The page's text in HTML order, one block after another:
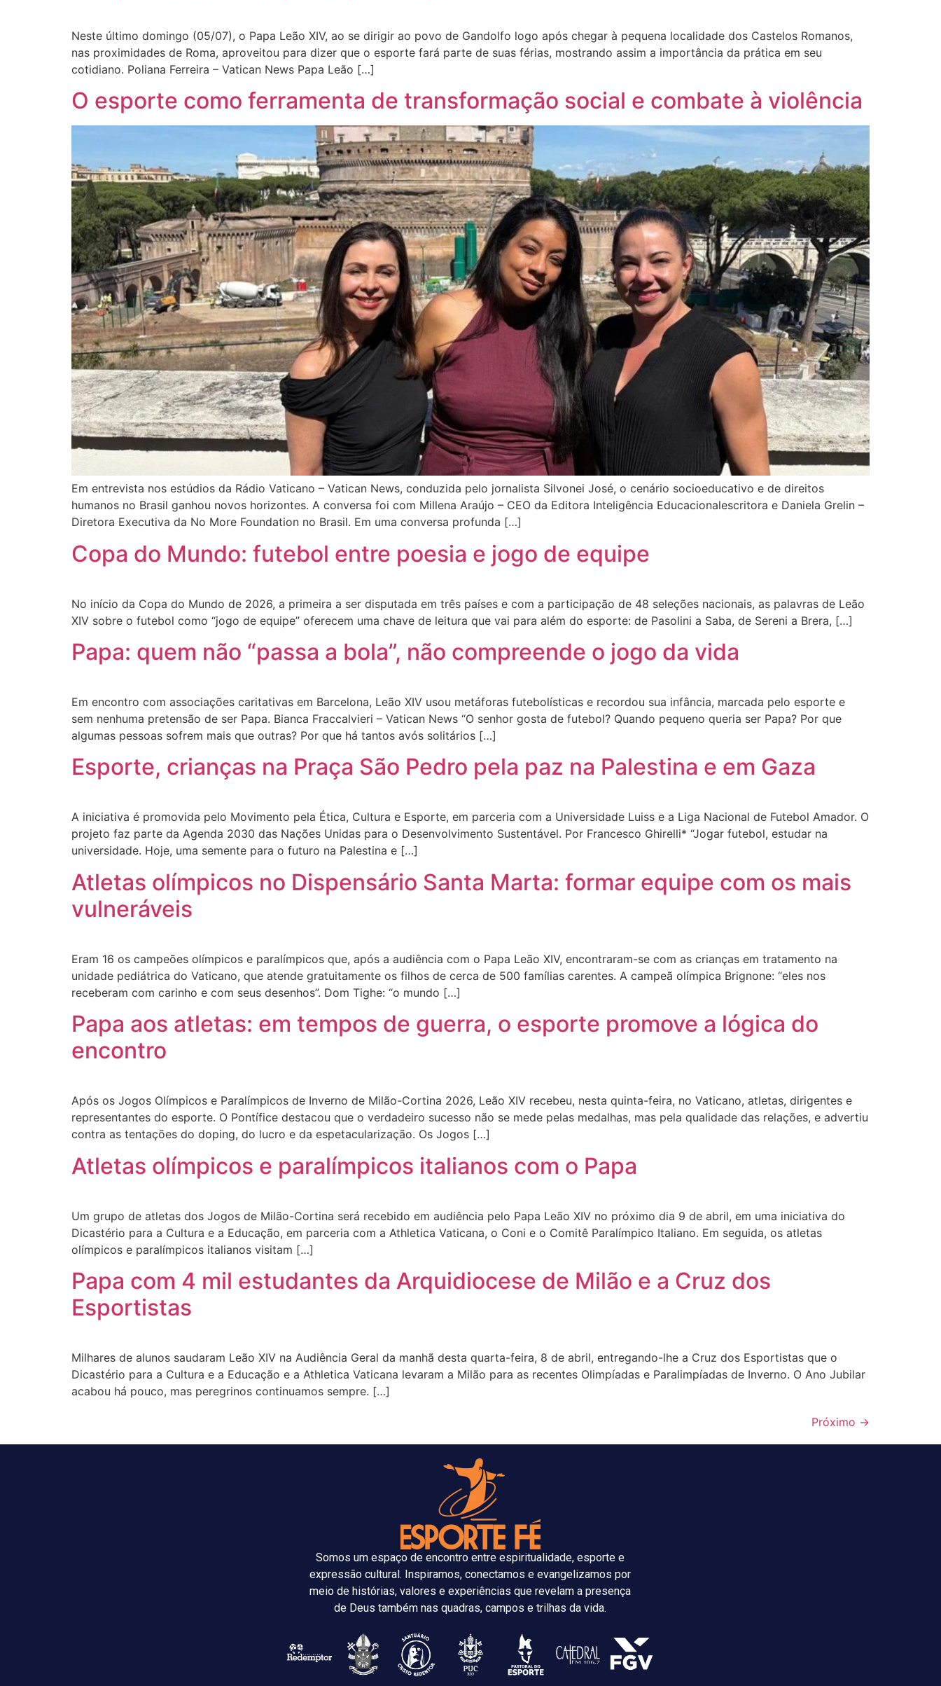
Neste último domingo (05/07), o Papa Leão XIV, ao se dirigir ao povo de Gandolfo logo após chegar à pequena localidade dos Castelos Romanos,
nas proximidades de Roma, aproveitou para dizer que o esporte fará parte de suas férias, mostrando assim a importância da prática em seu
cotidiano. Poliana Ferreira – Vatican News Papa Leão […]
O esporte como ferramenta de transformação social e combate à violência
Em entrevista nos estúdios da Rádio Vaticano – Vatican News, conduzida pelo jornalista Silvonei José, o cenário socioeducativo e de direitos
humanos no Brasil ganhou novos horizontes. A conversa foi com Millena Araújo – CEO da Editora Inteligência Educacionalescritora e Daniela Grelin –
Diretora Executiva da No More Foundation no Brasil. Em uma conversa profunda […]
Copa do Mundo: futebol entre poesia e jogo de equipe
No início da Copa do Mundo de 2026, a primeira a ser disputada em três países e com a participação de 48 seleções nacionais, as palavras de Leão
XIV sobre o futebol como “jogo de equipe” oferecem uma chave de leitura que vai para além do esporte: de Pasolini a Saba, de Sereni a Brera, […]
Papa: quem não “passa a bola”, não compreende o jogo da vida
Em encontro com associações caritativas em Barcelona, Leão XIV usou metáforas futebolísticas e recordou sua infância, marcada pelo esporte e
sem nenhuma pretensão de ser Papa. Bianca Fraccalvieri – Vatican News “O senhor gosta de futebol? Quando pequeno queria ser Papa? Por que
algumas pessoas sofrem mais que outras? Por que há tantos avós solitários […]
Esporte, crianças na Praça São Pedro pela paz na Palestina e em Gaza
A iniciativa é promovida pelo Movimento pela Ética, Cultura e Esporte, em parceria com a Universidade Luiss e a Liga Nacional de Futebol Amador. O
projeto faz parte da Agenda 2030 das Nações Unidas para o Desenvolvimento Sustentável. Por Francesco Ghirelli* “Jogar futebol, estudar na
universidade. Hoje, uma semente para o futuro na Palestina e […]
Atletas olímpicos no Dispensário Santa Marta: formar equipe com os mais
vulneráveis
Eram 16 os campeões olímpicos e paralímpicos que, após a audiência com o Papa Leão XIV, encontraram-se com as crianças em tratamento na
unidade pediátrica do Vaticano, que atende gratuitamente os filhos de cerca de 500 famílias carentes. A campeã olímpica Brignone: “eles nos
receberam com carinho e com seus desenhos”. Dom Tighe: “o mundo […]
Papa aos atletas: em tempos de guerra, o esporte promove a lógica do
encontro
Após os Jogos Olímpicos e Paralímpicos de Inverno de Milão-Cortina 2026, Leão XIV recebeu, nesta quinta-feira, no Vaticano, atletas, dirigentes e
representantes do esporte. O Pontífice destacou que o verdadeiro sucesso não se mede pelas medalhas, mas pela qualidade das relações, e advertiu
contra as tentações do doping, do lucro e da espetacularização. Os Jogos […]
Atletas olímpicos e paralímpicos italianos com o Papa
Um grupo de atletas dos Jogos de Milão-Cortina será recebido em audiência pelo Papa Leão XIV no próximo dia 9 de abril, em uma iniciativa do
Dicastério para a Cultura e a Educação, em parceria com a Athletica Vaticana, o Coni e o Comitê Paralímpico Italiano. Em seguida, os atletas
olímpicos e paralímpicos italianos visitam […]
Papa com 4 mil estudantes da Arquidiocese de Milão e a Cruz dos
Esportistas
Milhares de alunos saudaram Leão XIV na Audiência Geral da manhã desta quarta-feira, 8 de abril, entregando-lhe a Cruz dos Esportistas que o
Dicastério para a Cultura e a Educação e a Athletica Vaticana levaram a Milão para as recentes Olimpíadas e Paralimpíadas de Inverno. O Ano Jubilar
acabou há pouco, mas peregrinos continuamos sempre. […]
Próximo →
Somos um espaço de encontro entre espiritualidade, esporte e
expressão cultural. Inspiramos, conectamos e evangelizamos por
meio de histórias, valores e experiências que revelam a presença
de Deus também nas quadras, campos e trilhas da vida.